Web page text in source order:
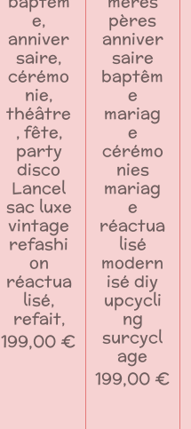
e,
anniver
saire,
cérémo
nie,
théâtre
, fête,
party
disco
Lancel
sac luxe
vintage
refashi
on
réactua
lisé,
refait,
199,00 €
pères
anniver
saire
baptêm
e
mariag
e
cérémo
nies
mariag
e
réactua
lisé
modern
isé diy
upcycli
ng
surcycl
age
199,00 €